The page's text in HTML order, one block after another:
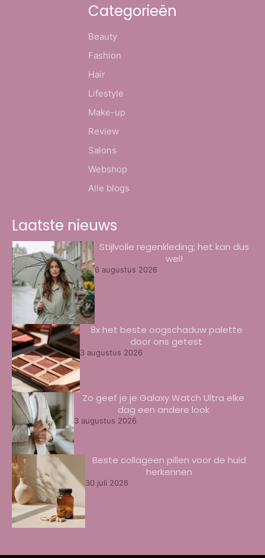
Categorieën
Beauty
Fashion
Hair
Lifestyle
Make-up
Review
Salons
Webshop
Alle blogs
Laatste nieuws
Stijlvolle regenkleding; het kan dus
wel!
6 augustus 2026
8x het beste oogschaduw palette
door ons getest
3 augustus 2026
Zo geef je je Galaxy Watch Ultra elke
dag een andere look
3 augustus 2026
Beste collageen pillen voor de huid
herkennen
30 juli 2026